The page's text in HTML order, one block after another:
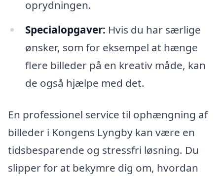
oprydningen.
Specialopgaver: Hvis du har særlige
ønsker, som for eksempel at hænge
flere billeder på en kreativ måde, kan
de også hjælpe med det.
En professionel service til ophængning af
billeder i Kongens Lyngby kan være en
tidsbesparende og stressfri løsning. Du
slipper for at bekymre dig om, hvordan